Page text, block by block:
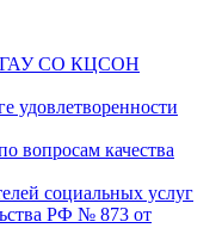
ГАУ СО КЦСОН
удовлетворенности
вопросам качества
социальных услуг
РФ № 873 от